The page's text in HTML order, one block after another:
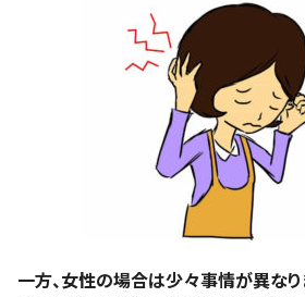
一方、女性の場合は少々事情が異なり